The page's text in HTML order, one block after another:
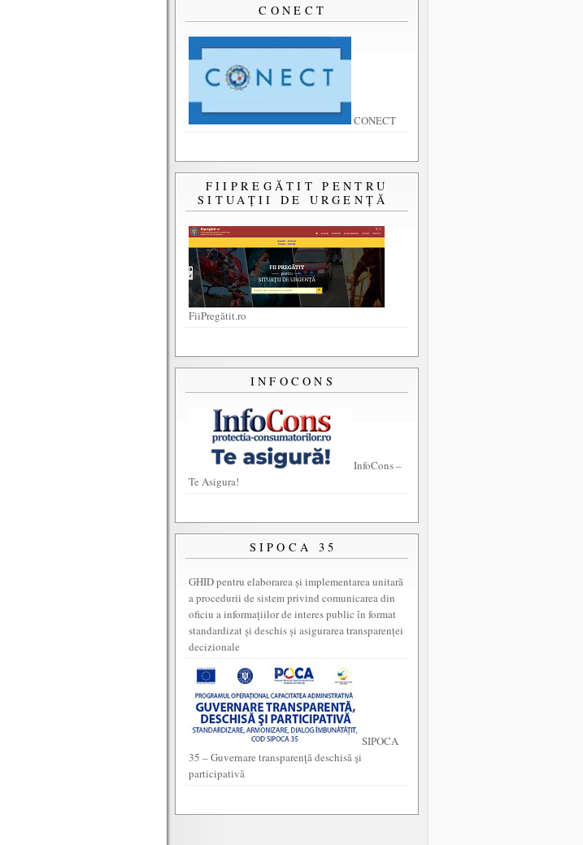
CONECT
CONECT
FIIPREGĂTIT PENTRU
SITUAȚII DE URGENȚĂ
FiiPregătit.ro
INFOCONS
InfoCons –
Te Asigura!
SIPOCA 35
GHID pentru elaborarea și implementarea unitară
a procedurii de sistem privind comunicarea din
oficiu a informațiilor de interes public în format
standardizat și deschis și asigurarea transparenței
decizionale
SIPOCA
35 – Guvernare transparenţă deschisă şi
participativă